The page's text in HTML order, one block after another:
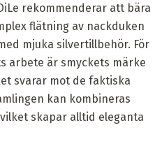
rekommenderar att bära
flätning av nackduken
mjuka silvertillbehör. För
arbete är smyckets märke
svarar mot de faktiska
kan kombineras
skapar alltid eleganta